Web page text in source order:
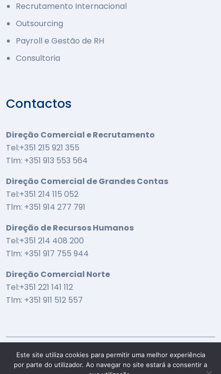
Recrutamento Internacional
Outsourcing
Payroll e Gestão de RH
Consultoria
Contactos
Direção Comercial e Recrutamento
Tel:+351 215 921 355
Tlm: +351 913 553 564
Direção Comercial de Grandes Contas
Tel:+351 214 115 052
Tlm: +351 914 277 791
Direção de Recursos Humanos
Tel:+351 214 408 200
Tlm: +351 917 755 944
Direção Comercial Norte
Tel:+351 221 141 112
Tlm: +351 911 512 557
Este site utiliza cookies para permitir uma melhor experiência
por parte do utilizador. Ao navegar no site estará a consentir a